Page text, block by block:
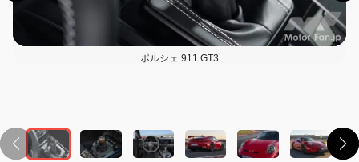
ポルシェ 911 GT3